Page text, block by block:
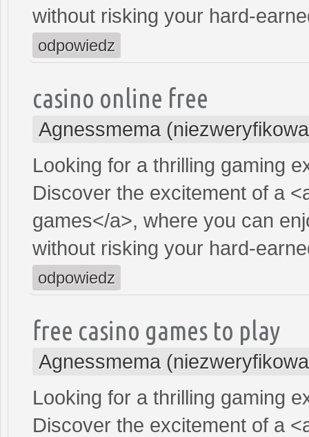
without risking your hard-
odpowiedz
casino online free
Agnessmema
Looking for a thrilling gaming
Discover the excitement of a
games</a>, where you can
without risking your hard-
odpowiedz
free casino games to play
Agnessmema
Looking for a thrilling gaming
Discover the excitement of a